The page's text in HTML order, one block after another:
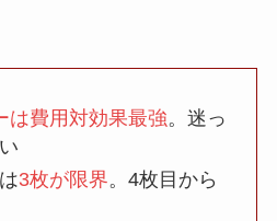
は費用対効果最強。迷っ
3枚が限界。4枚目から